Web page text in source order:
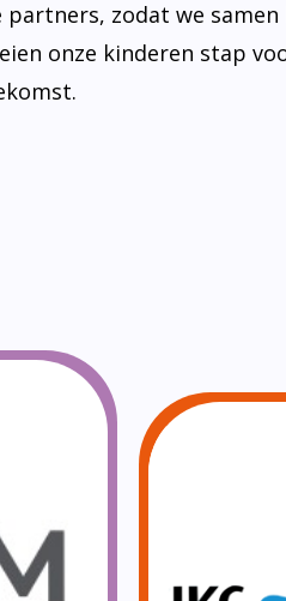
zodat we
onze kinderen stap